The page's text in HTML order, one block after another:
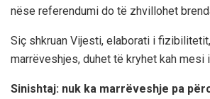
nëse referendumi do të zhvillohet
Siç shkruan Vijesti, elaborati i
marrëveshjes, duhet të kryhet kah mesi
Sinishtaj: nuk ka marrëveshje pa